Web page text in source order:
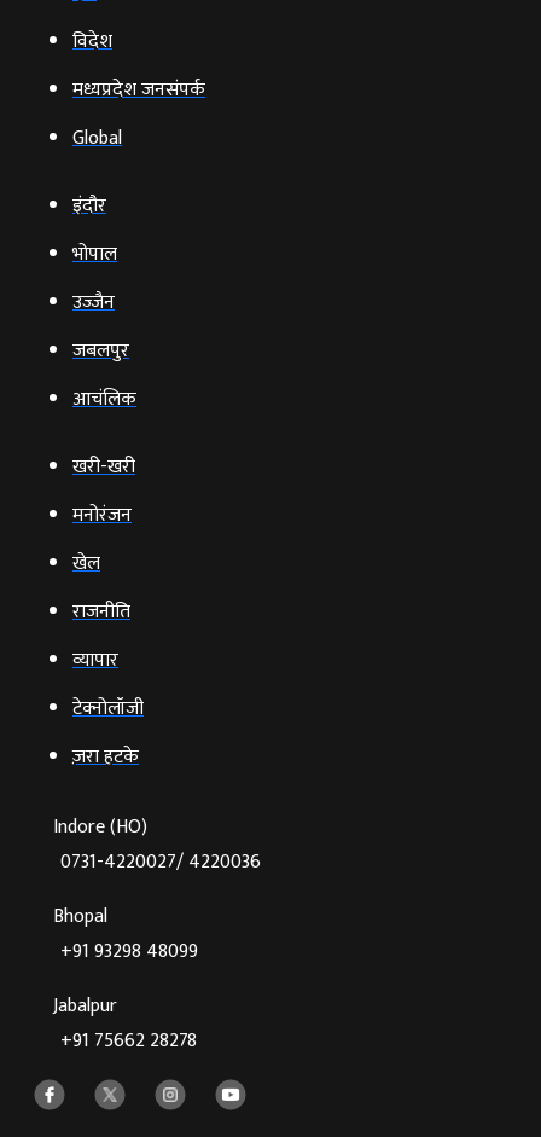
विदेश
मध्यप्रदेश जनसंपर्क
Global
इंदौर
भोपाल
उज्‍जैन
जबलपुर
आचंलिक
खरी-खरी
मनोरंजन
खेल
राजनीति
व्‍यापार
टेक्‍नोलॉजी
ज़रा हटके
Indore (HO)
0731-4220027/ 4220036
Bhopal
+91 93298 48099
Jabalpur
+91 75662 28278